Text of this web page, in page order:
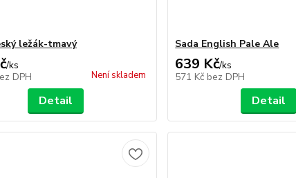
ležák-tmavý
/ks
DPH
Není skladem
Detail
Sada English Pale Ale
639 Kč/ks
571 Kč bez DPH
Detail